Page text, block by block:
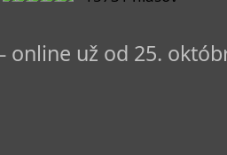
už od 25.